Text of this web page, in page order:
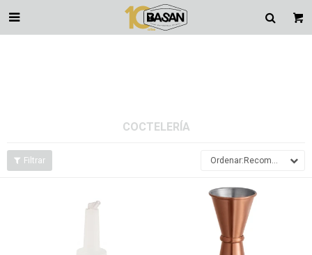

COCTELERÍA
Recomendados